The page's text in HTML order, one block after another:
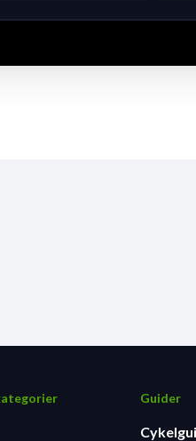
Guider